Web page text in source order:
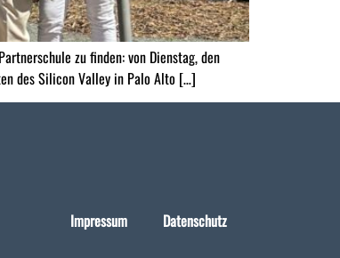
zu finden: von Dienstag, den
des Silicon Valley in Palo Alto […]
Impressum Datenschutz